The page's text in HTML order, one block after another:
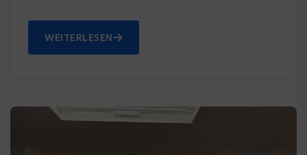
WEITERLESEN